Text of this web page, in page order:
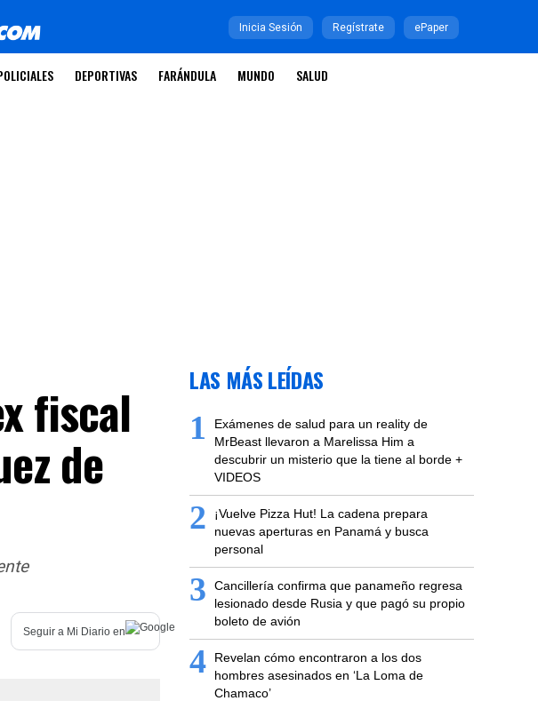
Inicia Sesión Regístrate ePaper
DEPORTIVAS FARÁNDULA MUNDO SALUD
fiscal
de
Seguir a Mi Diario en
LAS MÁS LEÍDAS
1
Exámenes de salud para un reality de
MrBeast llevaron a Marelissa Him a
descubrir un misterio que la tiene al borde +
VIDEOS
2
¡Vuelve Pizza Hut! La cadena prepara
nuevas aperturas en Panamá y busca
personal
3
Cancillería confirma que panameño regresa
lesionado desde Rusia y que pagó su propio
boleto de avión
4
Revelan cómo encontraron a los dos
hombres asesinados en ‘La Loma de
Chamaco’